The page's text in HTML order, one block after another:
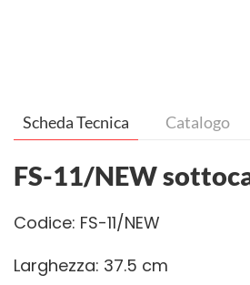
Scheda Tecnica Catalogo
FS-11/NEW
Codice: FS-11/NEW
Larghezza: 37.5 cm